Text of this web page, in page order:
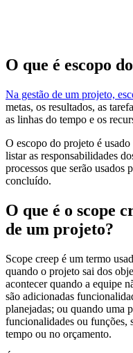
O que é escopo
Na gestão de um projeto,
metas, os resultados, as
as linhas do tempo e os
O escopo do projeto é
listar as responsabilidades
processos que serão usados
concluído.
O que é o scope
de um projeto?
Scope creep é um termo
quando o projeto sai dos
acontecer quando a equipe
são adicionadas
planejadas; ou quando uma
funcionalidades ou funções,
tempo ou no orçamento.